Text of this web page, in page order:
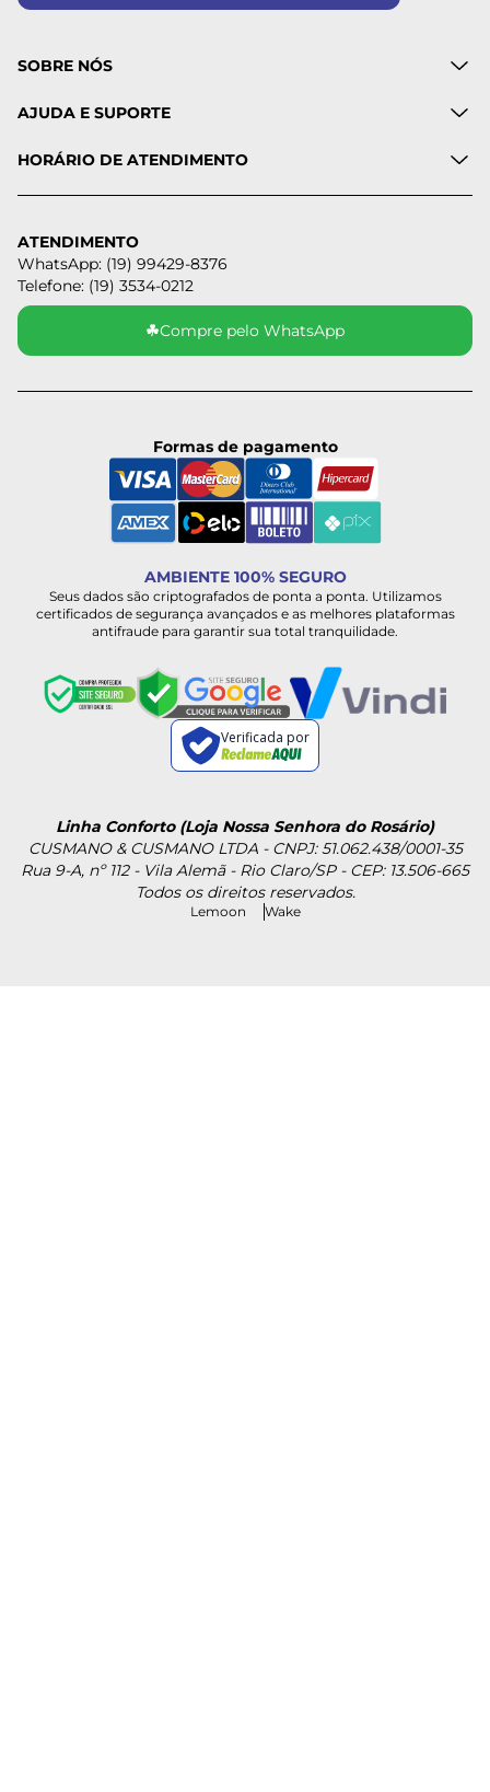
SOBRE NÓS
AJUDA E SUPORTE
HORÁRIO DE ATENDIMENTO
ATENDIMENTO
WhatsApp: (19) 99429-8376
Telefone: (19) 3534-0212
☘Compre pelo WhatsApp
Formas de pagamento
AMBIENTE 100% SEGURO
Seus dados são criptografados de ponta a ponta. Utilizamos
certificados de segurança avançados e as melhores plataformas
antifraude para garantir sua total tranquilidade.
Verificada por
Linha Conforto (Loja Nossa Senhora do Rosário)
CUSMANO & CUSMANO LTDA - CNPJ: 51.062.438/0001-35
Rua 9-A, nº 112 - Vila Alemã - Rio Claro/SP - CEP: 13.506-665
Todos os direitos reservados.
Lemoon Wake